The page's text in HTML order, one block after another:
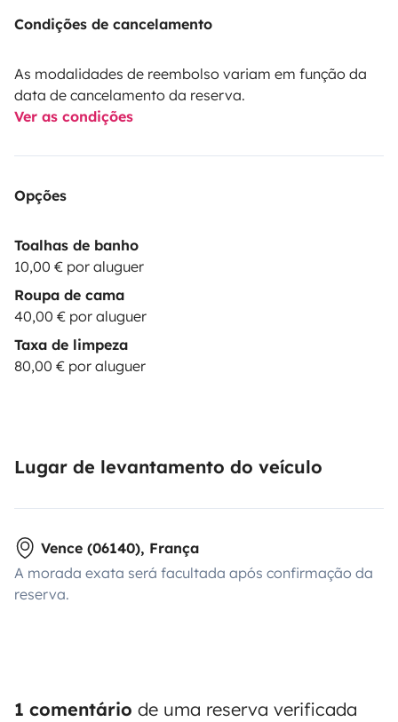
Condições de cancelamento
As modalidades de reembolso variam em função da
data de cancelamento da reserva.
Ver as condições
Opções
Toalhas de banho
10,00 € por aluguer
Roupa de cama
40,00 € por aluguer
Taxa de limpeza
80,00 € por aluguer
Lugar de levantamento do veículo
Vence (06140), França
A morada exata será facultada após confirmação da
reserva.
1 comentário de uma reserva verificada